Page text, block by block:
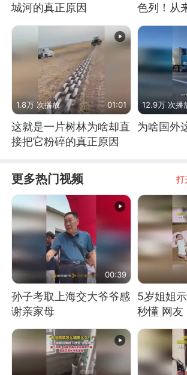
城河的真正原因
色列！从
1.8万 次播放 01:01
这就是一片树林为啥却直
接把它粉碎的真正原因
12.9万 次播
为啥国外
更多热门视频 打
00:39
孙子考取上海交大爷爷感
谢亲家母
5岁姐姐
秒懂 网友
快乐长这